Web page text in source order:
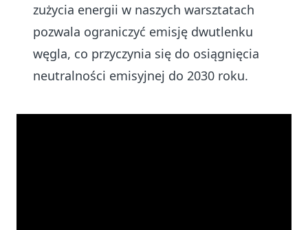
zużycia energii w naszych warsztatach
pozwala ograniczyć emisję dwutlenku
węgla, co przyczynia się do osiągnięcia
neutralności emisyjnej do 2030 roku.